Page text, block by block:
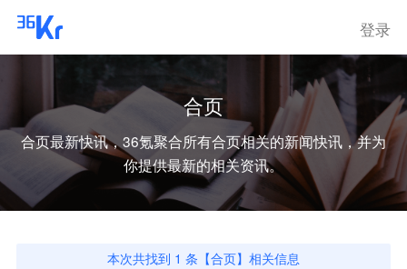
登录
合页
合页最新快讯，36氪聚合所有合页相关的新闻快讯，并为
你提供最新的相关资讯。
本次共找到 1 条【合页】相关信息